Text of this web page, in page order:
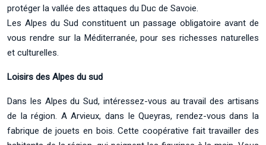
protéger la vallée des attaques du Duc de Savoie.
Les Alpes du Sud constituent un passage obligatoire avant de
vous rendre sur la Méditerranée, pour ses richesses naturelles
et culturelles.
Loisirs des Alpes du sud
Dans les Alpes du Sud, intéressez-vous au travail des artisans
de la région. A Arvieux, dans le Queyras, rendez-vous dans la
fabrique de jouets en bois. Cette coopérative fait travailler des